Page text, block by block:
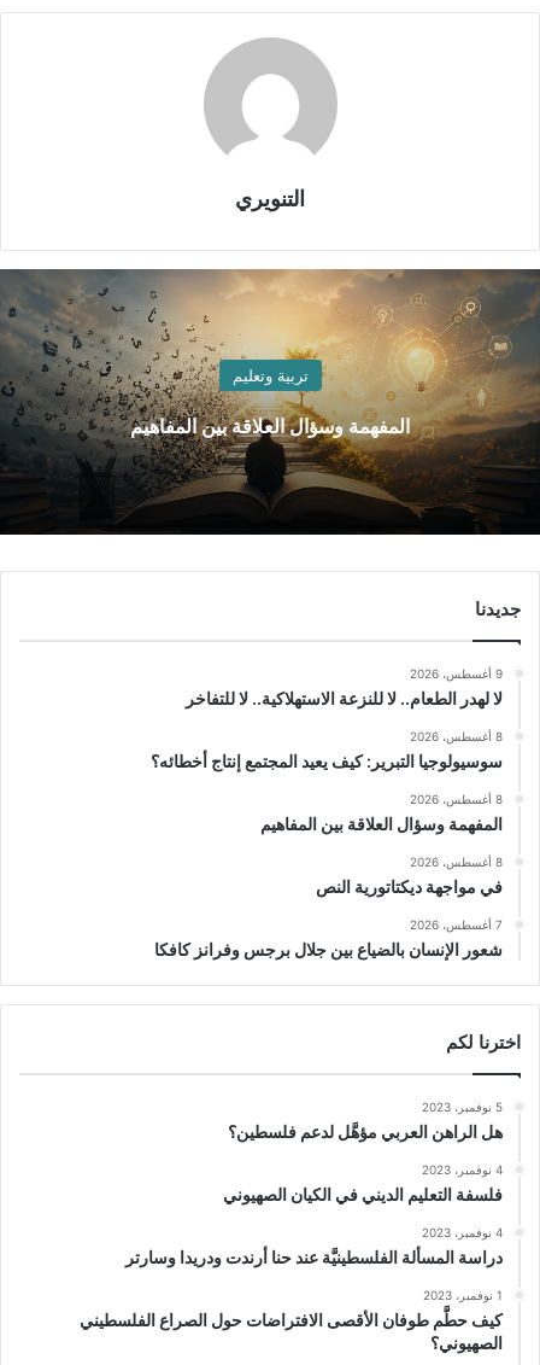
التنويري
تربية وتعليم
المفهمة وسؤال العلاقة بين المفاهيم
جديدنا
9 أغسطس، 2026
لا لهدر الطعام.. لا للنزعة الاستهلاكية.. لا للتفاخر
8 أغسطس، 2026
سوسيولوجيا التبرير: كيف يعيد المجتمع إنتاج أخطائه؟
8 أغسطس، 2026
المفهمة وسؤال العلاقة بين المفاهيم
8 أغسطس، 2026
في مواجهة ديكتاتورية النص
7 أغسطس، 2026
شعور الإنسان بالضياع بين جلال برجس وفرانز كافكا
اخترنا لكم
5 نوفمبر، 2023
هل الراهن العربي مؤهَّل لدعم فلسطين؟
4 نوفمبر، 2023
فلسفة التعليم الديني في الكيان الصهيوني
4 نوفمبر، 2023
دراسة المسألة الفلسطينيَّة عند حنا أرندت ودريدا وسارتر
1 نوفمبر، 2023
كيف حطَّم طوفان الأقصى الافتراضات حول الصراع الفلسطيني
الصهيوني؟